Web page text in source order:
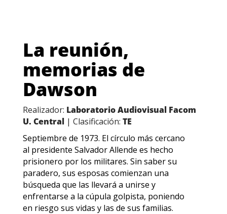
La reunión,
memorias de
Dawson
Realizador: Laboratorio Audiovisual Facom
U. Central| Clasificación: TE
Septiembre de 1973. El círculo más cercano
al presidente Salvador Allende es hecho
prisionero por los militares. Sin saber su
paradero, sus esposas comienzan una
búsqueda que las llevará a unirse y
enfrentarse a la cúpula golpista, poniendo
en riesgo sus vidas y las de sus familias.